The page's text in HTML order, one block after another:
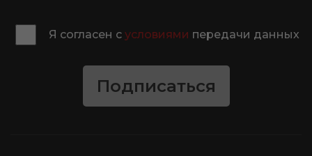
Я согласен с условиями передачи данных
Подписаться